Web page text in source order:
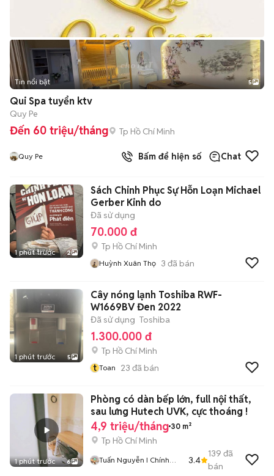
Tin nổi bật 5
Qui Spa tuyển ktv
Quy Pe
Đến 60 triệu/tháng Tp Hồ Chí Minh
Quy Pe Bấm để hiện số Chat
1 phút trước 2
Sách Chinh Phục Sự Hỗn Loạn Michael
Gerber Kinh do
Đã sử dụng
70.000 đ
Tp Hồ Chí Minh
Huỳnh Xuân Thọ 3 đã bán
1 phút trước 5
Cây nóng lạnh Toshiba RWF-
W1669BV Đen 2022
Đã sử dụng Toshiba
1.300.000 đ
Tp Hồ Chí Minh
t Toan 23 đã bán
1 phút trước 6
Phòng có dàn bếp lớn, full nội thất,
sau lưng Hutech UVK, cực thoáng !
4,9 triệu/tháng 30 m²
Tp Hồ Chí Minh
Tuấn Nguyễn I Chính
3.4
139 đã
bán